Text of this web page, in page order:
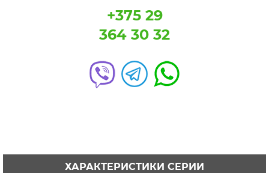
+375 29
364 30 32
ХАРАКТЕРИСТИКИ СЕРИИ